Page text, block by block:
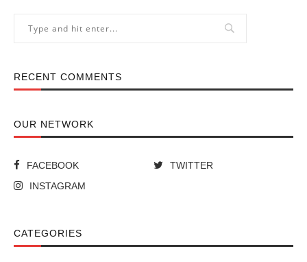
RECENT COMMENTS
OUR NETWORK
FACEBOOK
TWITTER
INSTAGRAM
CATEGORIES